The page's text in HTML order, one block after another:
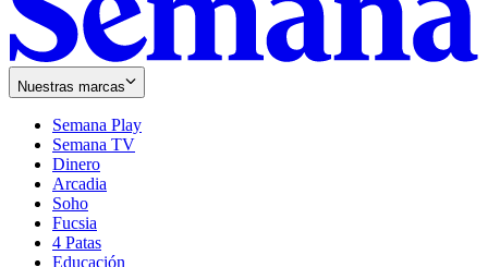
Nuestras marcas
Semana Play
Semana TV
Dinero
Arcadia
Soho
in
new
window
Fucsia
in
new
4 Patas
Educación